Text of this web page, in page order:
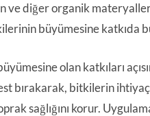
ve diğer organik
büyümesine katkıda
olan katkıları
bırakarak, bitkilerin
sağlığını korur.